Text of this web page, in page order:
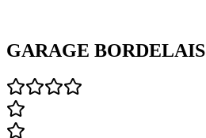
GARAGE BORDELAIS